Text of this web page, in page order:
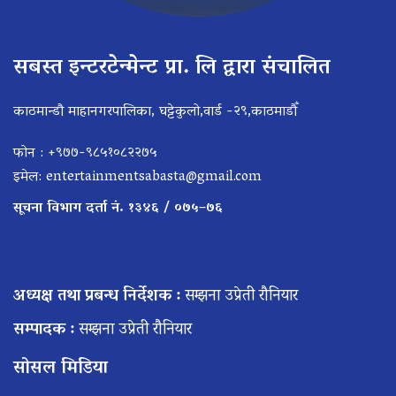
सबस्त इन्टरटेन्मेन्ट प्रा. लि द्वारा संचालित
काठमान्डौ माहानगरपालिका, घट्टेकुलो,वार्ड -२९,काठमाडौँ
फोन : +९७७-९८५१०८२२७५
इमेल: entertainmentsabasta@gmail.com
सूचना विभाग दर्ता नं. १३४६ / ०७५–७६
अध्यक्ष तथा प्रबन्ध निर्देशक :सम्झना उप्रेती रौनियार
सम्पादक :सम्झना उप्रेती रौनियार
सोसल मिडिया